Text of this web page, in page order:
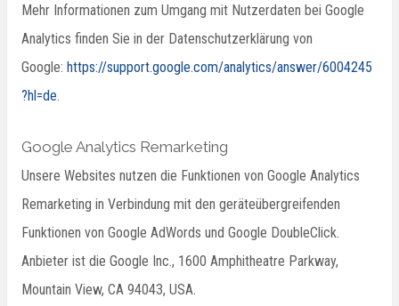
Mehr Informationen zum Umgang mit Nutzerdaten bei Google
Analytics finden Sie in der Datenschutzerklärung von
Google: https://support.google.com/analytics/answer/6004245
?hl=de
Google Analytics Remarketing
Unsere Websites nutzen die Funktionen von Google Analytics
Remarketing in Verbindung mit den geräteübergreifenden
Funktionen von Google AdWords und Google DoubleClick.
Anbieter ist die Google Inc., 1600 Amphitheatre Parkway,
Mountain View, CA 94043, USA.